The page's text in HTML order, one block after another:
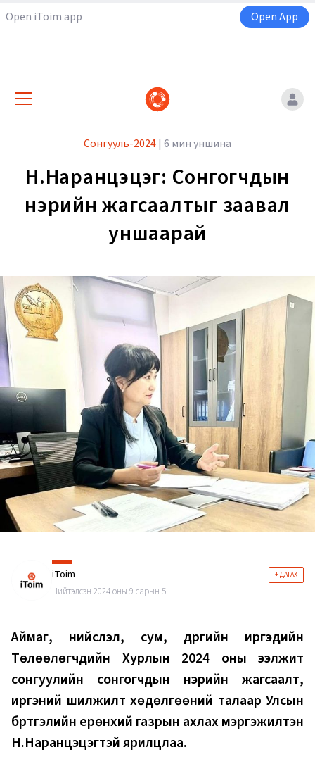
Open iToim app Open App
Сонгууль-2024| 6 мин уншина
Н.Наранцэцэг: Сонгогчдын
нэрийн жагсаалтыг заавал
уншаарай
iToim + ДАГАХ
Нийтэлсэн 2024 оны 9 сарын 5
Аймаг, нийслэл, сум, дүүргийн иргэдийн
Төлөөлөгчдийн Хурлын 2024 оны ээлжит
сонгуулийн сонгогчдын нэрийн жагсаалт,
иргэний шилжилт хөдөлгөөний талаар Улсын
бүртгэлийн ерөнхий газрын ахлах мэргэжилтэн
Н.Наранцэцэгтэй ярилцлаа.